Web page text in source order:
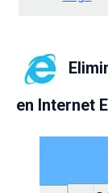
en Internet